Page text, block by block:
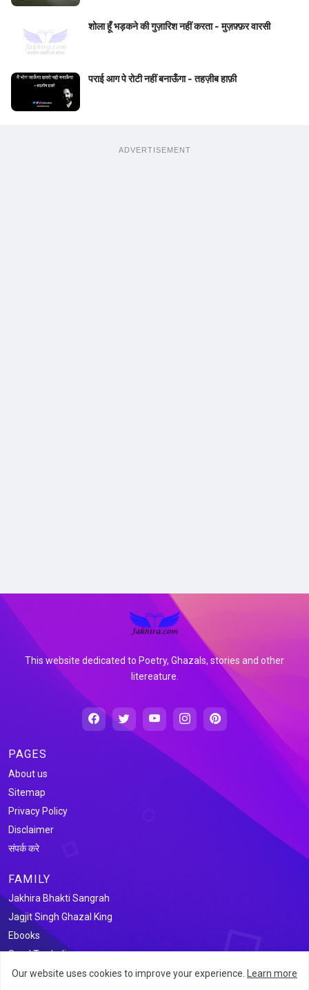
शोला हूँ भड़कने की गुज़ारिश नहीं करता - मुज़फ़्फ़र वारसी
पराई आग पे रोटी नहीं बनाऊँगा - तहज़ीब हाफ़ी
ADVERTISEMENT
This website dedicated to Poetry, Ghazals, stories and other
litereature.
PAGES
About us
Sitemap
Privacy Policy
Disclaimer
संपर्क करे
FAMILY
Jakhira Bhakti Sangrah
Jagjit Singh Ghazal King
Ebooks
Saral Tax India
Our website uses cookies to improve your experience.
Learn more